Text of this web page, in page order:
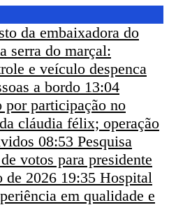
da embaixadora do
serra do marçal:
e veículo despenca
a bordo 13:04
participação no
cláudia félix; operação
08:53 Pesquisa
votos para presidente
de 2026 19:35 Hospital
em qualidade e